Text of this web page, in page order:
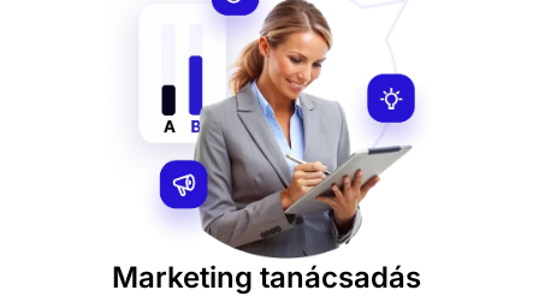
Marketing tanácsadás